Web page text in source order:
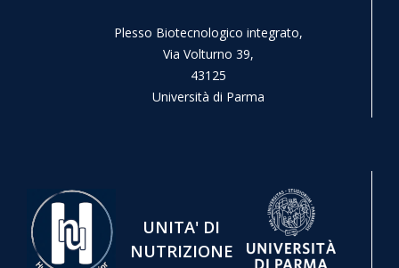
Plesso Biotecnologico integrato,
Via Volturno 39,
43125
Università di Parma
UNITA' DI
NUTRIZIONE